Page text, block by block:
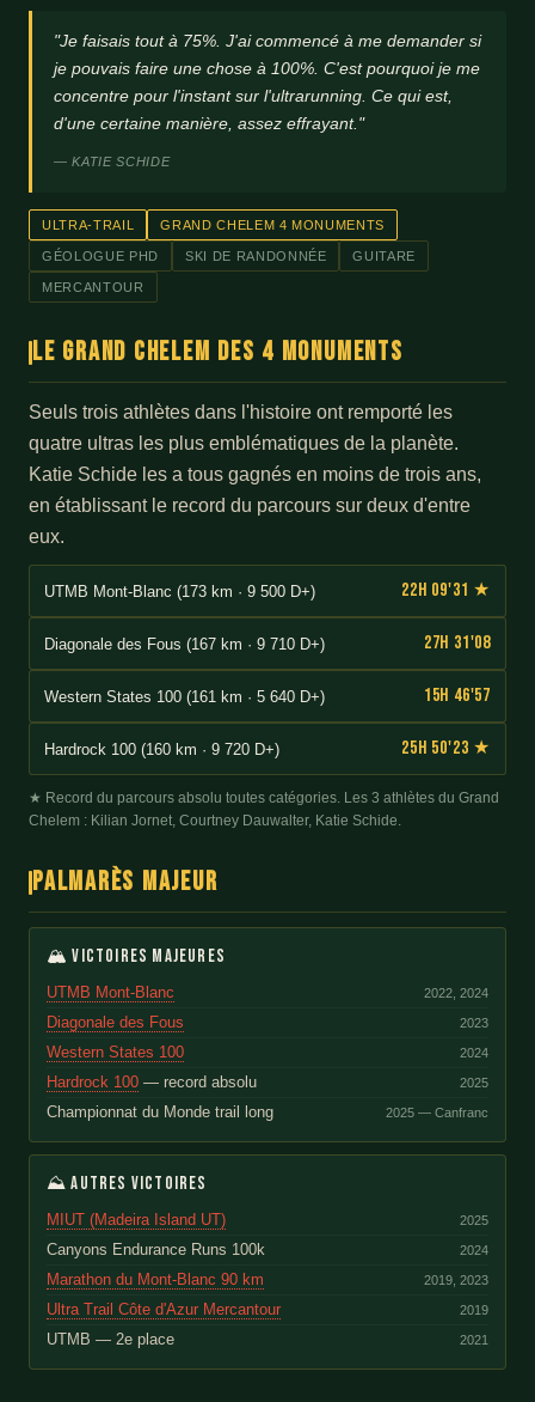
"Je faisais tout à 75%. J'ai commencé à me demander si
je pouvais faire une chose à 100%. C'est pourquoi je me
concentre pour l'instant sur l'ultrarunning. Ce qui est,
d'une certaine manière, assez effrayant."
— KATIE SCHIDE
ULTRA-TRAIL GRAND CHELEM 4 MONUMENTS
GÉOLOGUE PHD SKI DE RANDONNÉE GUITARE
MERCANTOUR
Le Grand Chelem des 4 Monuments
Seuls trois athlètes dans l'histoire ont remporté les
quatre ultras les plus emblématiques de la planète.
Katie Schide les a tous gagnés en moins de trois ans,
en établissant le record du parcours sur deux d'entre
eux.
UTMB Mont-Blanc (173 km · 9 500 D+) 22h 09'31 ★
Diagonale des Fous (167 km · 9 710 D+) 27h 31'08
Western States 100 (161 km · 5 640 D+) 15h 46'57
Hardrock 100 (160 km · 9 720 D+) 25h 50'23 ★
★ Record du parcours absolu toutes catégories. Les 3 athlètes du Grand
Chelem : Kilian Jornet, Courtney Dauwalter, Katie Schide.
Palmarès majeur
🏔 Victoires majeures
UTMB Mont-Blanc 2022, 2024
Diagonale des Fous 2023
Western States 100 2024
Hardrock 100 — record absolu 2025
Championnat du Monde trail long 2025 — Canfranc
⛰ Autres victoires
MIUT (Madeira Island UT) 2025
Canyons Endurance Runs 100k 2024
Marathon du Mont-Blanc 90 km 2019, 2023
Ultra Trail Côte d'Azur Mercantour 2019
UTMB — 2e place 2021